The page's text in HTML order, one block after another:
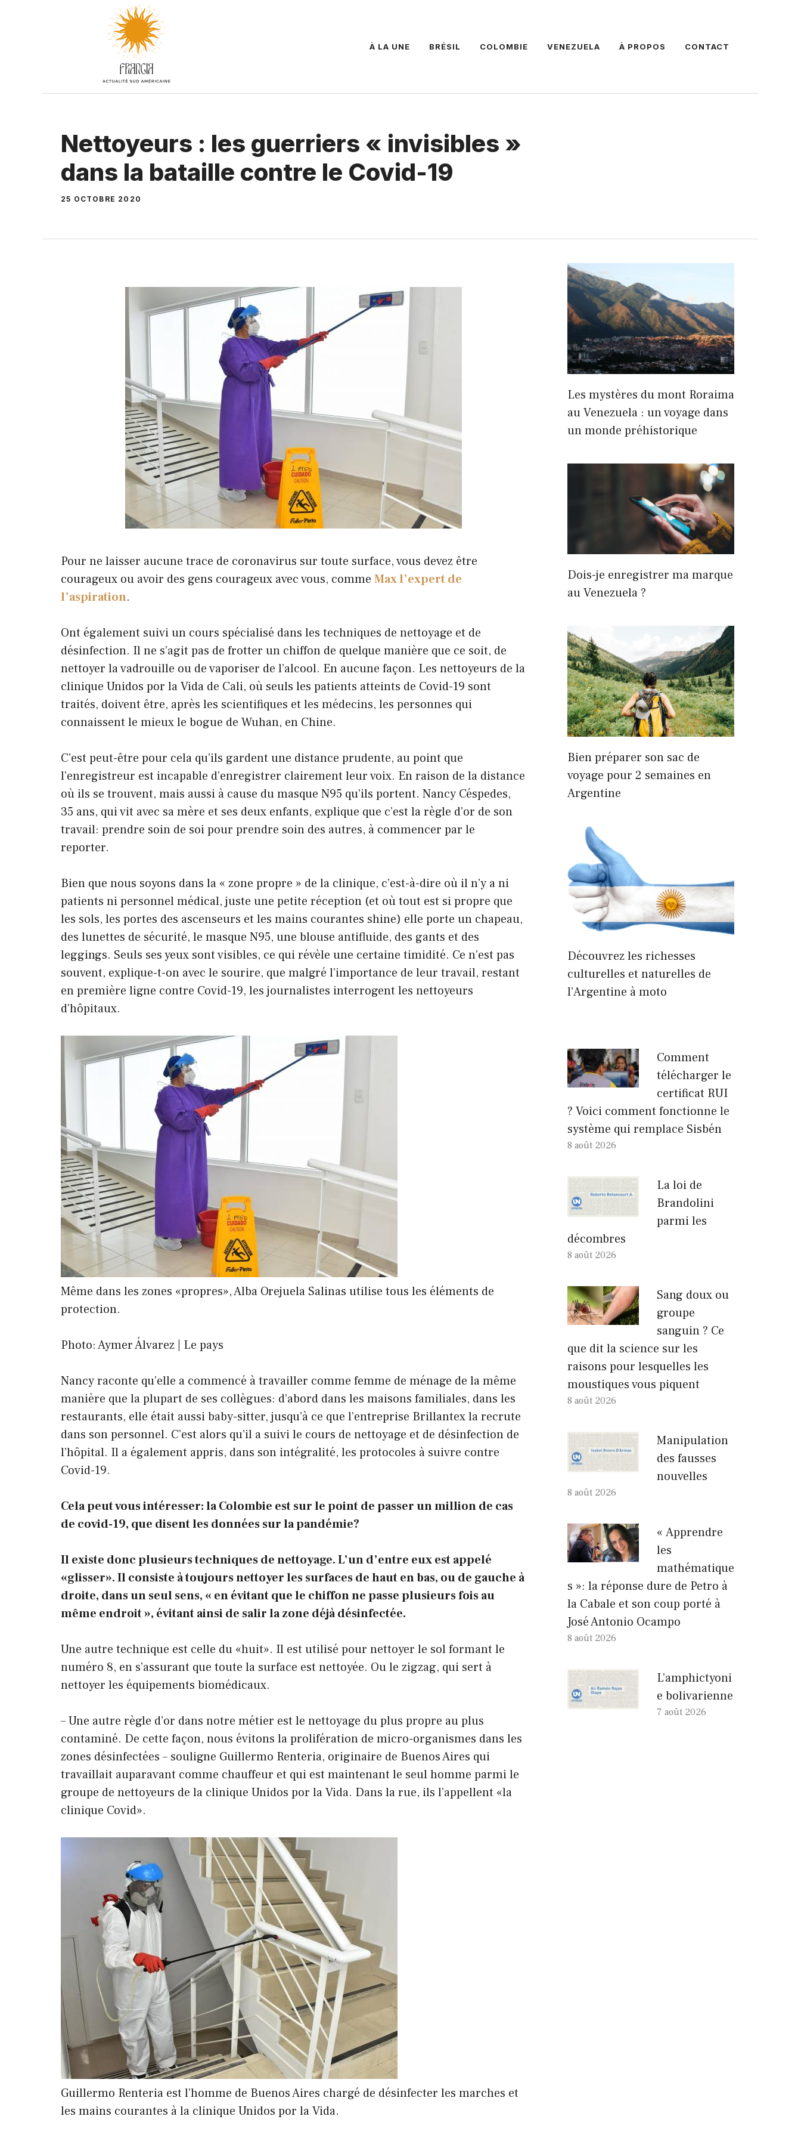
À LA UNE BRÉSIL COLOMBIE VENEZUELA À PROPOS CONTACT
Nettoyeurs : les guerriers « invisibles »
dans la bataille contre le Covid-19
25 OCTOBRE 2020
Pour ne laisser aucune trace de coronavirus sur toute surface, vous devez être
courageux ou avoir des gens courageux avec vous, comme Max l’expert de
l’aspiration.
Ont également suivi un cours spécialisé dans les techniques de nettoyage et de
désinfection. Il ne s’agit pas de frotter un chiffon de quelque manière que ce soit, de
nettoyer la vadrouille ou de vaporiser de l’alcool. En aucune façon. Les nettoyeurs de la
clinique Unidos por la Vida de Cali, où seuls les patients atteints de Covid-19 sont
traités, doivent être, après les scientifiques et les médecins, les personnes qui
connaissent le mieux le bogue de Wuhan, en Chine.
C’est peut-être pour cela qu’ils gardent une distance prudente, au point que
l’enregistreur est incapable d’enregistrer clairement leur voix. En raison de la distance
où ils se trouvent, mais aussi à cause du masque N95 qu’ils portent. Nancy Céspedes,
35 ans, qui vit avec sa mère et ses deux enfants, explique que c’est la règle d’or de son
travail: prendre soin de soi pour prendre soin des autres, à commencer par le
reporter.
Bien que nous soyons dans la « zone propre » de la clinique, c’est-à-dire où il n’y a ni
patients ni personnel médical, juste une petite réception (et où tout est si propre que
les sols, les portes des ascenseurs et les mains courantes shine) elle porte un chapeau,
des lunettes de sécurité, le masque N95, une blouse antifluide, des gants et des
leggings. Seuls ses yeux sont visibles, ce qui révèle une certaine timidité. Ce n’est pas
souvent, explique-t-on avec le sourire, que malgré l’importance de leur travail, restant
en première ligne contre Covid-19, les journalistes interrogent les nettoyeurs
d’hôpitaux.
Même dans les zones «propres», Alba Orejuela Salinas utilise tous les éléments de
protection.
Photo: Aymer Álvarez | Le pays
Nancy raconte qu’elle a commencé à travailler comme femme de ménage de la même
manière que la plupart de ses collègues: d’abord dans les maisons familiales, dans les
restaurants, elle était aussi baby-sitter, jusqu’à ce que l’entreprise Brillantex la recrute
dans son personnel. C’est alors qu’il a suivi le cours de nettoyage et de désinfection de
l’hôpital. Il a également appris, dans son intégralité, les protocoles à suivre contre
Covid-19.
Cela peut vous intéresser: la Colombie est sur le point de passer un million de cas
de covid-19, que disent les données sur la pandémie?
Il existe donc plusieurs techniques de nettoyage. L’un d’entre eux est appelé
«glisser». Il consiste à toujours nettoyer les surfaces de haut en bas, ou de gauche à
droite, dans un seul sens, « en évitant que le chiffon ne passe plusieurs fois au
même endroit », évitant ainsi de salir la zone déjà désinfectée.
Une autre technique est celle du «huit». Il est utilisé pour nettoyer le sol formant le
numéro 8, en s’assurant que toute la surface est nettoyée. Ou le zigzag, qui sert à
nettoyer les équipements biomédicaux.
– Une autre règle d’or dans notre métier est le nettoyage du plus propre au plus
contaminé. De cette façon, nous évitons la prolifération de micro-organismes dans les
zones désinfectées – souligne Guillermo Renteria, originaire de Buenos Aires qui
travaillait auparavant comme chauffeur et qui est maintenant le seul homme parmi le
groupe de nettoyeurs de la clinique Unidos por la Vida. Dans la rue, ils l’appellent «la
clinique Covid».
Guillermo Renteria est l’homme de Buenos Aires chargé de désinfecter les marches et
les mains courantes à la clinique Unidos por la Vida.
Les mystères du mont Roraima
au Venezuela : un voyage dans
un monde préhistorique
Dois-je enregistrer ma marque
au Venezuela ?
Bien préparer son sac de
voyage pour 2 semaines en
Argentine
Découvrez les richesses
culturelles et naturelles de
l’Argentine à moto
Comment
télécharger le
certificat RUI
? Voici comment fonctionne le
système qui remplace Sisbén
8 août 2026
La loi de
Brandolini
parmi les
décombres
8 août 2026
Sang doux ou
groupe
sanguin ? Ce
que dit la science sur les
raisons pour lesquelles les
moustiques vous piquent
8 août 2026
Manipulation
des fausses
nouvelles
8 août 2026
« Apprendre
les
mathématique
s »: la réponse dure de Petro à
la Cabale et son coup porté à
José Antonio Ocampo
8 août 2026
L’amphictyoni
e bolivarienne
7 août 2026